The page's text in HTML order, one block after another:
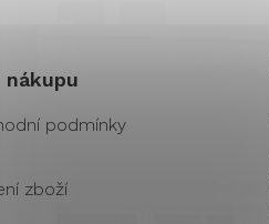
nákupu
podmínky
zboží